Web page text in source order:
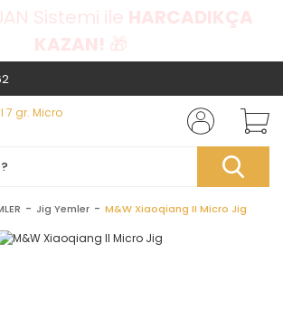
Sistemi ile HARCADIKÇA
KAZAN! 🎁
Jig Yemler M&W Xiaoqiang II Micro Jig